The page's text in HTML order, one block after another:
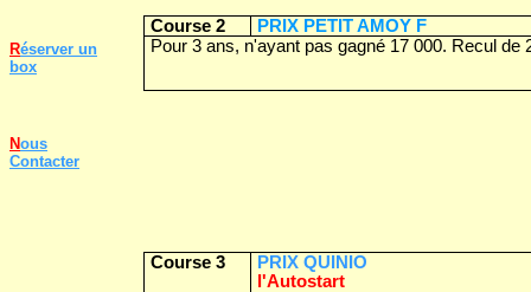
Réserver un
box
Nous
Contacter
Course 2
PRIX PETIT AMOY F
Pour 3 ans, n'ayant pas gagné 17 000. Recul de
Course 3
PRIX QUINIO
l'Autostart